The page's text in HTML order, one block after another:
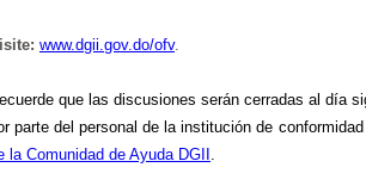
www.dgii.gov.do/ofv.
que las discusiones serán cerradas al día
parte del personal de la institución de
la Comunidad de Ayuda DGII